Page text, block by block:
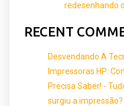
redesenhando
RECENT
Desvendando A
Impressoras HP:
Precisa Saber! -
surgiu a